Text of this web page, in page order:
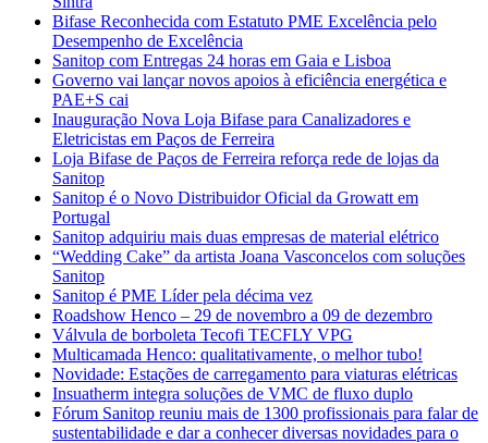
Bifase Reconhecida com Estatuto PME Excelência pelo
Desempenho de Excelência
Sanitop com Entregas 24 horas em Gaia e Lisboa
Governo vai lançar novos apoios à eficiência energética e
PAE+S cai
Inauguração Nova Loja Bifase para Canalizadores e
Eletricistas em Paços de Ferreira
Loja Bifase de Paços de Ferreira reforça rede de lojas da
Sanitop
Sanitop é o Novo Distribuidor Oficial da Growatt em
Portugal
Sanitop adquiriu mais duas empresas de material elétrico
“Wedding Cake” da artista Joana Vasconcelos com soluções
Sanitop
Sanitop é PME Líder pela décima vez
Roadshow Henco – 29 de novembro a 09 de dezembro
Válvula de borboleta Tecofi TECFLY VPG
Multicamada Henco: qualitativamente, o melhor tubo!
Novidade: Estações de carregamento para viaturas elétricas
Insuatherm integra soluções de VMC de fluxo duplo
Fórum Sanitop reuniu mais de 1300 profissionais para falar de
sustentabilidade e dar a conhecer diversas novidades para o